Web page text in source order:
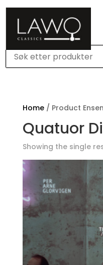
Home/ Product
Quatuor
Showing the single